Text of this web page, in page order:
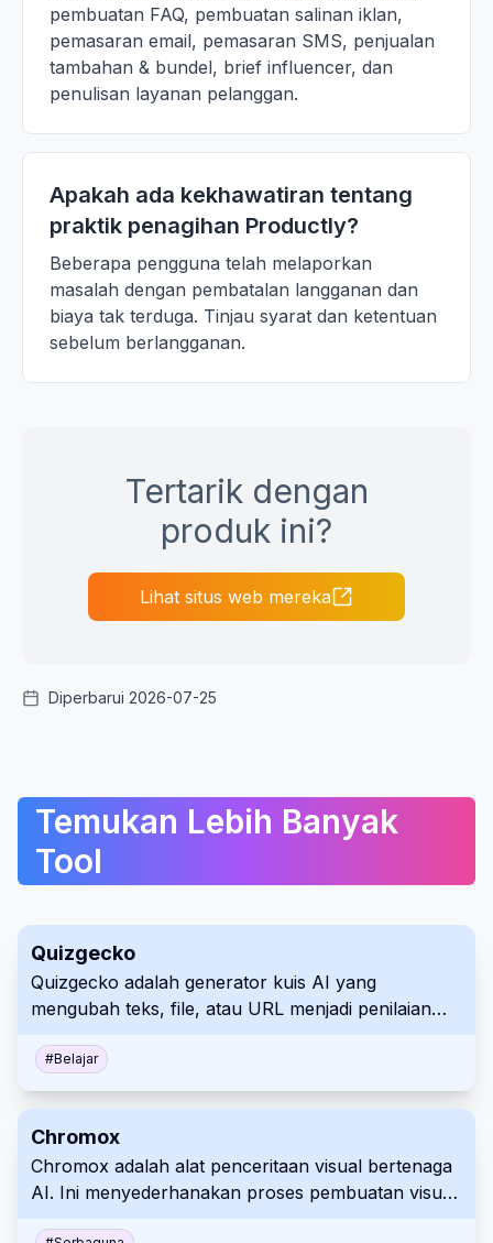
pembuatan FAQ, pembuatan salinan iklan,
pemasaran email, pemasaran SMS, penjualan
tambahan & bundel, brief influencer, dan
penulisan layanan pelanggan.
Apakah ada kekhawatiran tentang
praktik penagihan Productly?
Beberapa pengguna telah melaporkan
masalah dengan pembatalan langganan dan
biaya tak terduga. Tinjau syarat dan ketentuan
sebelum berlangganan.
Tertarik dengan
produk ini?
Lihat situs web mereka
Diperbarui 2026-07-25
Temukan Lebih Banyak
Tool
Quizgecko
Quizgecko adalah generator kuis AI yang
mengubah teks, file, atau URL menjadi penilaian
soal, pelaporan, dan berbagi di berbagai platform.
Tingkatkan keterlibatan dan sederhanakan proses
#Belajar
Chromox
Chromox adalah alat penceritaan visual bertenaga
AI. Ini menyederhanakan proses pembuatan visual